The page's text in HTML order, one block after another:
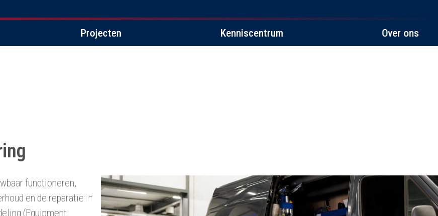
Projecten Kenniscentrum Over ons
functioneren,
en de reparatie in
(Equipment